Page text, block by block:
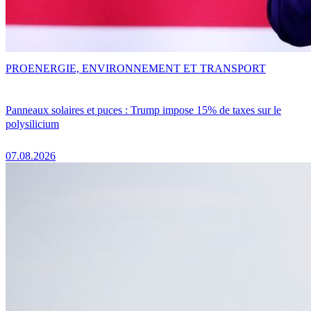
Panneaux solaires et puces : Trump impose 15% de taxes sur le
polysilicium
07.08.2026
PROENERGIE, ENVIRONNEMENT ET TRANSPORT